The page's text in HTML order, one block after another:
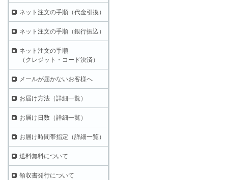
ネット注文の手順（代金引換）
ネット注文の手順（銀行振込）
ネット注文の手順
（クレジット・コード決済）
メールが届かないお客様へ
お届け方法（詳細一覧）
お届け日数（詳細一覧）
お届け時間帯指定（詳細一覧）
送料無料について
領収書発行について